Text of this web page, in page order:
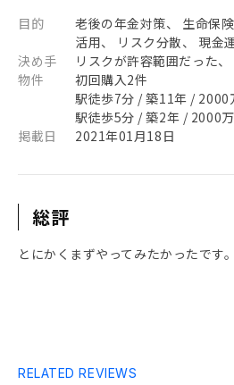
目的
老後の年金対策、 生命保
活用、 リスク分散、 現金
決め手
リスクが許容範囲だった
物件
初回購入2件
駅徒歩7分 / 築11年 / 2000
駅徒歩5分 / 築2年 / 2000
掲載日
2021年01月18日
総評
とにかくまずやってみたかったです。
RELATED REVIEWS